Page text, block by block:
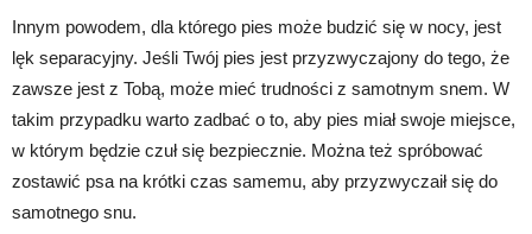
Innym powodem, dla którego pies może budzić się w nocy, jest
lęk separacyjny. Jeśli Twój pies jest przyzwyczajony do tego, że
zawsze jest z Tobą, może mieć trudności z samotnym snem. W
takim przypadku warto zadbać o to, aby pies miał swoje miejsce,
w którym będzie czuł się bezpiecznie. Można też spróbować
zostawić psa na krótki czas samemu, aby przyzwyczaił się do
samotnego snu.